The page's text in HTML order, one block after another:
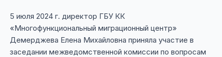
5 июля 2024 г. директор ГБУ КК
«Многофункциональный миграционный центр»
Демерджева Елена Михайловна приняла участие в
заседании межведомственной комиссии по вопросам